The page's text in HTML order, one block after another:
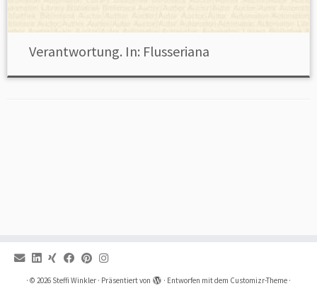
Verantwortung. In: Flusseriana
· © 2026 Steffi Winkler · Präsentiert von · Entworfen mit dem Customizr-Theme ·